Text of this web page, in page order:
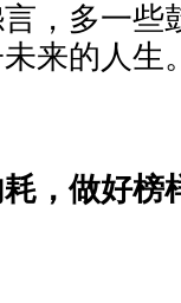
，多一些
来的人生
，做好榜